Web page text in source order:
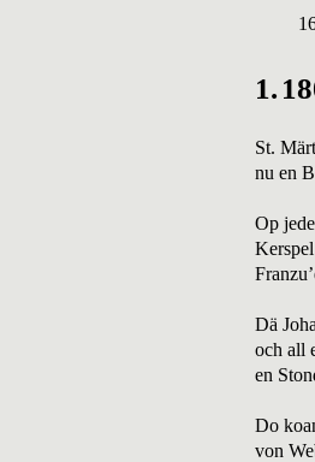
1.
St.
nu en
Op
Dä
och all
en
Do
von